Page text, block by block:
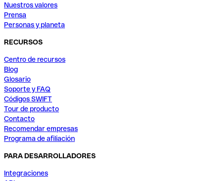
Nuestros valores
Prensa
Personas y planeta
RECURSOS
Centro de recursos
Blog
Glosario
Soporte y FAQ
Códigos SWIFT
Tour de producto
Contacto
Recomendar empresas
Programa de afiliación
PARA DESARROLLADORES
Integraciones